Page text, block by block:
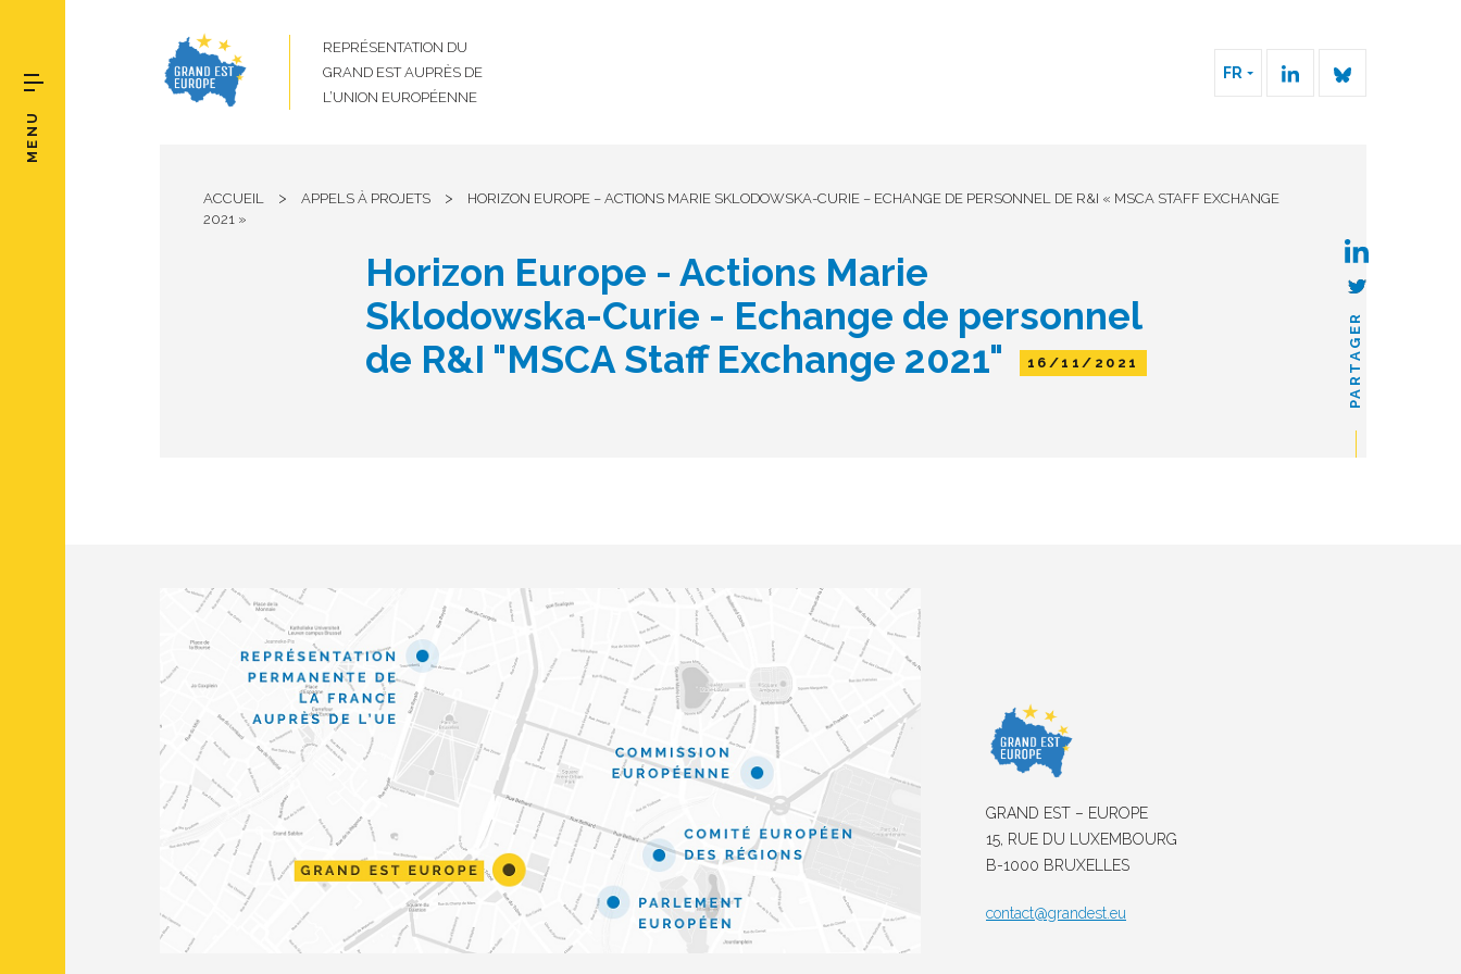
REPRÉSENTATION DU
GRAND EST AUPRÈS DE
L’UNION EUROPÉENNE
FR
MENU
ACCUEIL > APPELS À PROJETS >
HORIZON EUROPE – ACTIONS MARIE SKLODOWSKA-CURIE – ECHANGE DE PERSONNEL DE R&I « MSCA STAFF EXCHANGE
2021 »
Horizon Europe - Actions Marie
Sklodowska-Curie - Echange de personnel
de R&I "MSCA Staff Exchange 2021"
16/11/2021 PARTAGER
GRAND EST – EUROPE
15, RUE DU LUXEMBOURG
B-1000 BRUXELLES
contact@grandest.eu